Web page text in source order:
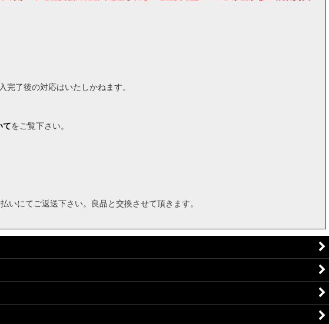
了後の対応はいたしかねます。
てをご覧下さい。
にてご返送下さい。良品と交換させて頂きます。